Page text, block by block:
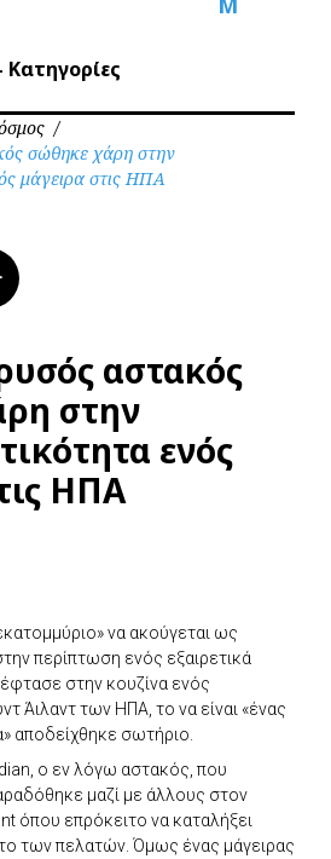
Κατηγορίες
/
σώθηκε χάρη στην
μάγειρα στις ΗΠΑ
Google+
αστακός
στην
ενός
ΗΠΑ
να ακούγεται ως
περίπτωση ενός εξαιρετικά
στην κουζίνα ενός
Άιλαντ των ΗΠΑ, το να είναι «ένας
αποδείχθηκε σωτήριο.
ο εν λόγω αστακός, που
μαζί με άλλους στον
όπου επρόκειτο να καταλήξει
των πελατών. Όμως ένας μάγειρας